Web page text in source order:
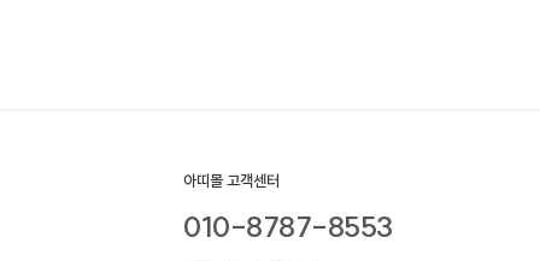
아띠몰 고객센터
010-8787-8553